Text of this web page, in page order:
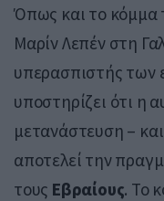
Όπως και το κόμμα
Μαρίν Λεπέν στη
υπερασπιστής των
υποστηρίζει ότι η
μετανάστευση –
αποτελεί την
τους Εβραίους. Το